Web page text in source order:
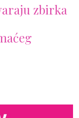
zbirka